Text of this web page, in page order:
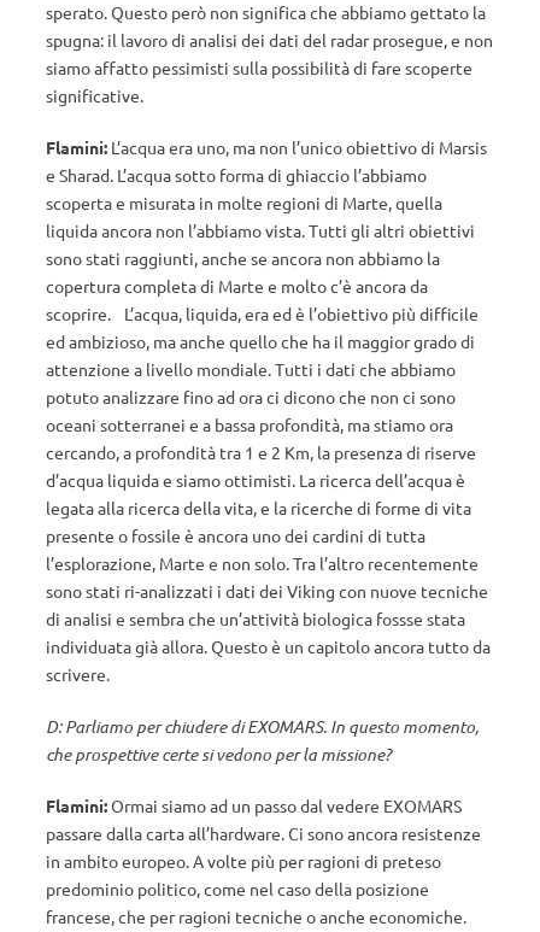
sperato. Questo però non significa che abbiamo gettato la
spugna: il lavoro di analisi dei dati del radar prosegue, e non
siamo affatto pessimisti sulla possibilità di fare scoperte
significative.
Flamini: L’acqua era uno, ma non l’unico obiettivo di Marsis
e Sharad. L’acqua sotto forma di ghiaccio l’abbiamo
scoperta e misurata in molte regioni di Marte, quella
liquida ancora non l’abbiamo vista. Tutti gli altri obiettivi
sono stati raggiunti, anche se ancora non abbiamo la
copertura completa di Marte e molto c’è ancora da
scoprire. L’acqua, liquida, era ed è l’obiettivo più difficile
ed ambizioso, ma anche quello che ha il maggior grado di
attenzione a livello mondiale. Tutti i dati che abbiamo
potuto analizzare fino ad ora ci dicono che non ci sono
oceani sotterranei e a bassa profondità, ma stiamo ora
cercando, a profondità tra 1 e 2 Km, la presenza di riserve
d’acqua liquida e siamo ottimisti. La ricerca dell’acqua è
legata alla ricerca della vita, e la ricerche di forme di vita
presente o fossile è ancora uno dei cardini di tutta
l’esplorazione, Marte e non solo. Tra l’altro recentemente
sono stati ri-analizzati i dati dei Viking con nuove tecniche
di analisi e sembra che un’attività biologica fossse stata
individuata già allora. Questo è un capitolo ancora tutto da
scrivere.
D: Parliamo per chiudere di EXOMARS. In questo momento,
che prospettive certe si vedono per la missione?
Flamini:Ormai siamo ad un passo dal vedere EXOMARS
passare dalla carta all’hardware. Ci sono ancora resistenze
in ambito europeo. A volte più per ragioni di preteso
predominio politico, come nel caso della posizione
francese, che per ragioni tecniche o anche economiche.